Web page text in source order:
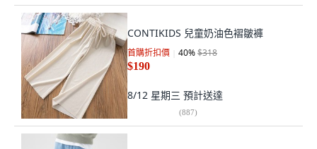
CONTIKIDS 兒童奶油色褶皺褲
首購折扣價 40%$318
$190
8/12 星期三 預計送達
(887)